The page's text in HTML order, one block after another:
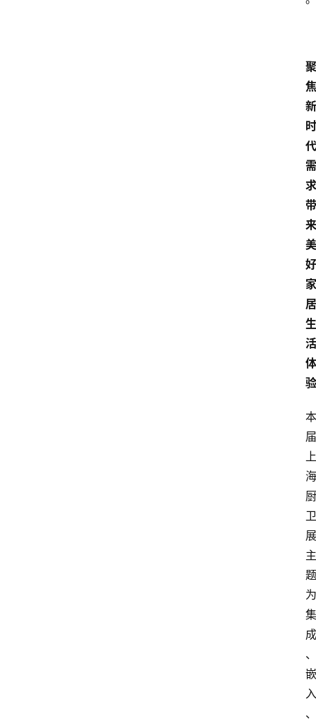
聚
焦
新
时
代
需
求
带
来
美
好
家
居
生
活
体
验
本
届
上
海
厨
卫
展
主
题
为
集
成
、
嵌
入
、